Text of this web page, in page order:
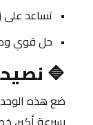
تساعد على
حل قوي
🔷